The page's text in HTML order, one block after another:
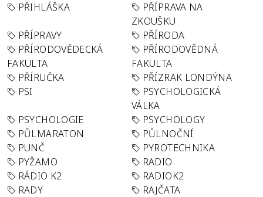
PŘIHLÁŠKA
PŘÍPRAVA NA
ZKOUŠKU
PŘÍPRAVY
PŘÍRODA
PŘÍRODOVĚDECKÁ
FAKULTA
PŘÍRODOVĚDNÁ
FAKULTA
PŘÍRUČKA
PŘÍZRAK LONDÝNA
PSI
PSYCHOLOGICKÁ
VÁLKA
PSYCHOLOGIE
PSYCHOLOGY
PŮLMARATON
PŮLNOČNÍ
PUNČ
PYROTECHNIKA
PYŽAMO
RADIO
RÁDIO K2
RADIOK2
RADY
RAJČATA